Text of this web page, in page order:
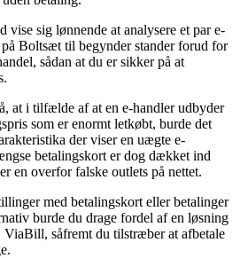
vise sig lønnende at analysere et par e-
Boltsæt til begynder stander forud for
sådan at du er sikker på at
at i tilfælde af at en e-handler udbyder
som er enormt letkøbt, burde det
der viser en uægte e-
betalingskort er dog dækket ind
en overfor falske outlets på nettet.
med betalingskort eller betalinger
burde du drage fordel af en løsning
ViaBill, såfremt du tilstræber at afbetale